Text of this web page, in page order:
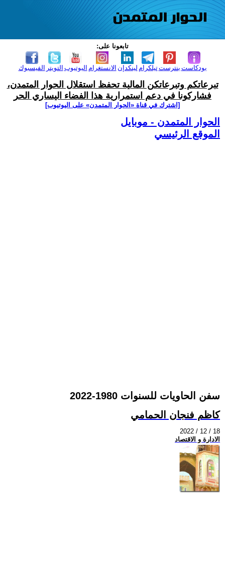
تابعونا على:
الفيسبوك التويتر اليوتيوب الانستغرام لينكدإن تيلكرامبنترست بودكاست
تبرعاتكم وتبرعاتكن المالية تحفظ استقلال الحوار المتمدن،
فشاركونا في دعم استمرارية هذا الفضاء اليساري الحر
[اشترك في قناة ‫«الحوار المتمدن» على اليوتيوب]
الحوار المتمدن - موبايل
الموقع الرئيسي
سفن الحاويات للسنوات 1980-2022
كاظم فنجان الحمامي
2022 / 12 / 18
الادارة و الاقتصاد